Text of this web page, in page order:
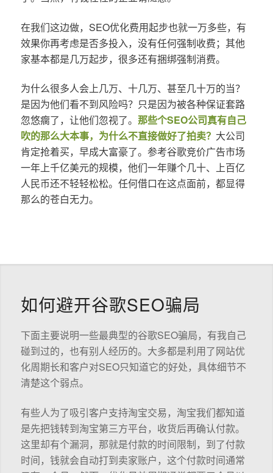
在我们这边做，SEO优化费用起步也就一万多些，有
效果你再考虑是否多投入，没有任何强制收费；其他
家基本都是几万起步，很多还有捆绑强制消费。
为什么很多人会上几万、十几万、甚至几十万的当？
是因为他们看不到风险吗？只是因为被各种保证套路
忽悠瘸了，让他们忽视了。 那些个SEO公司真有自己
吹的那么大本事，为什么不直接做好了拍卖？ 大公司
肯定抢着买，早成大富豪了。参考谷歌竞价广告市场
一年上千亿美元的规模，他们一年赚个几十、上百亿
人民币还不轻轻松松。任何借口在这点面前，都显得
那么的苍白无力。
如何避开谷歌SEO骗局
下面主要说明一些最典型的谷歌SEO骗局，有我自己
碰到过的，也有别人经历的。大多都是利用了网站优
化周期长和客户对SEO只知道它的好处，具体细节不
清楚这个弱点。
有些人为了吸引客户支持淘宝交易，淘宝我们都知道
是先把钱转到淘宝第三方平台，收货后再确认付款。
这里却有个漏洞，那就是付款的时间限制，到了付款
时间，钱就会自动打到卖家账户，这个付款时间通常